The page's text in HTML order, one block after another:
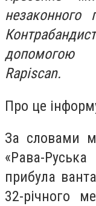
незаконного
допомогою
Rapiscan.
Про це
За словами
«Рава-
прибула
32-річного